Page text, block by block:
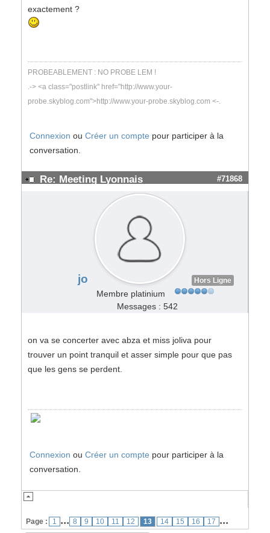
exactement ?
PROBEABLEMENT : NO PROBE LEM !
.-> <a class="postlink" href="http://www.your-
probe.skyblog.com">http://www.your-probe.skyblog.com <-.
Connexion ou Créer un compte pour participer à la
conversation.
Re: Meeting Lyonnais #71868
jo Hors Ligne
Membre platinium
Messages : 542
on va se concerter avec abza et miss joliva pour
trouver un point tranquil et asser simple pour que pas
que les gens se perdent.
Connexion ou Créer un compte pour participer à la
conversation.
Page : 1 ... 8 9 10 11 12 13 14 15 16 17 ...